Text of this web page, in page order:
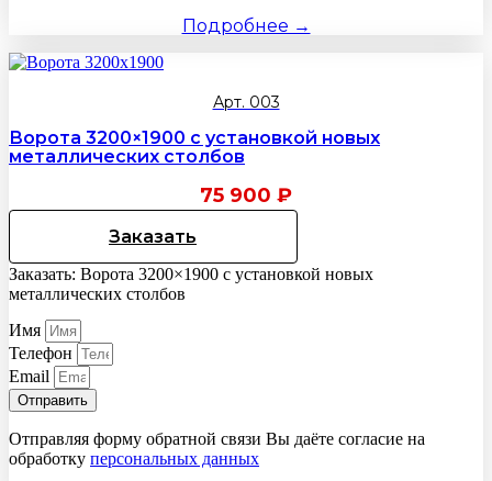
Подробнее →
Арт. 003
Ворота 3200×1900 с установкой новых
металлических столбов
75 900 ₽
Заказать
Заказать: Ворота 3200×1900 с установкой новых
металлических столбов
Имя
Телефон
Email
Отправить
Отправляя форму обратной связи Вы даёте согласие на
обработку персональных данных